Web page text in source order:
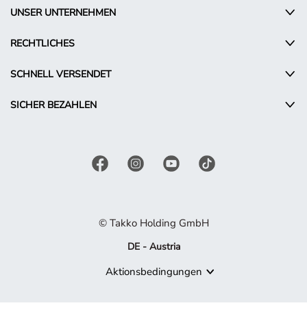
UNSER UNTERNEHMEN
RECHTLICHES
SCHNELL VERSENDET
SICHER BEZAHLEN
© Takko Holding GmbH
DE - Austria
Aktionsbedingungen